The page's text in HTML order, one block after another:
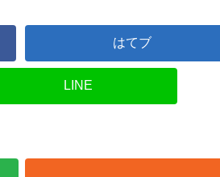
はてブ
LINE